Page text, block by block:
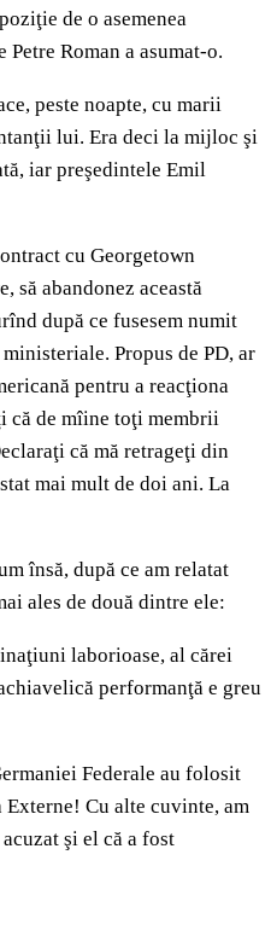
de o asemenea
Petre Roman a asumat-o.
peste noapte, cu marii
lui. Era deci la mijloc şi
iar preşedintele Emil
cu Georgetown
să abandonez această
după ce fusesem numit
Propus de PD, ar
pentru a reacţiona
că de mîine toţi membrii
că mă retrageţi din
mai mult de doi ani. La
însă, după ce am relatat
ales de două dintre ele:
laborioase, al cărei
performanţă e greu
Federale au folosit
Externe! Cu alte cuvinte, am
şi el că a fost